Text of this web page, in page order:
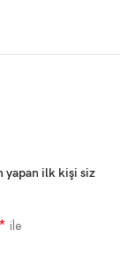
yapan ilk kişi siz
* ile